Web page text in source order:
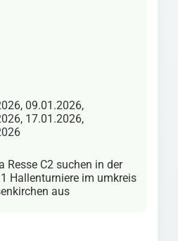
09.01.2026,
17.01.2026,
Resse C2 suchen in der
Hallenturniere im umkreis
aus